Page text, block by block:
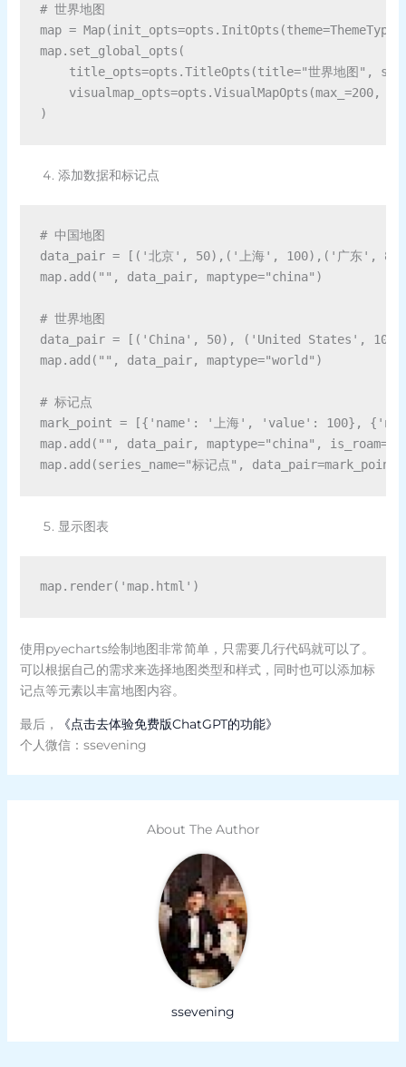
# 世界地图
map =
map.set_global_opts(
title_opts=opts.TitleOpts(title="世界地图",
visualmap_opts=opts.VisualMapOpts(max_=200,
添加数据和标记点
# 中国地图
data_pair = [('北京', 50),('上海', 100),('广东',
map.add("", data_pair, maptype="china")
# 世界地图
data_pair = [('China', 50), ('United States',
map.add("", data_pair, maptype="world")
# 标记点
mark_point = [{'name': '上海', 'value': 100},
map.add("", data_pair, maptype="china",
显示图表
使用pyecharts绘制地图非常简单，只需要几行代码就可以了。
可以根据自己的需求来选择地图类型和样式，同时也可以添加标
记点等元素以丰富地图内容。
最后，
《点击去体验免费版ChatGPT的功能》
个人微信：ssevening
About The Author
ssevening